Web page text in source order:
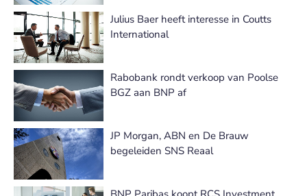
Julius Baer heeft interesse in Coutts
International
Rabobank rondt verkoop van Poolse
BGZ aan BNP af
JP Morgan, ABN en De Brauw
begeleiden SNS Reaal